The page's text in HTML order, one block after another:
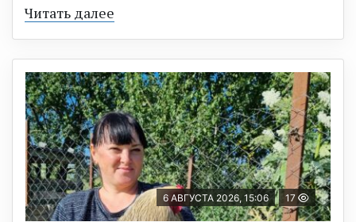
Читать далее
6 АВГУСТА 2026, 15:06 17